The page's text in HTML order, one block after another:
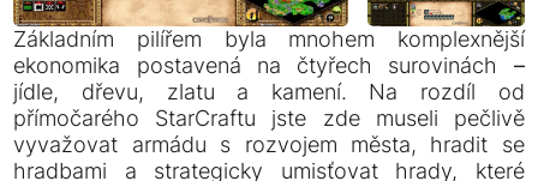
Základním pilířem byla mnohem komplexnější
ekonomika postavená na čtyřech surovinách –
jídle, dřevu, zlatu a kamení. Na rozdíl od
přímočarého StarCraftu jste zde museli pečlivě
vyvažovat armádu s rozvojem města, hradit se
hradbami a strategicky umisťovat hrady, které